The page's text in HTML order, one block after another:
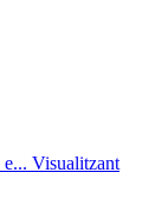
e... Visualitzant